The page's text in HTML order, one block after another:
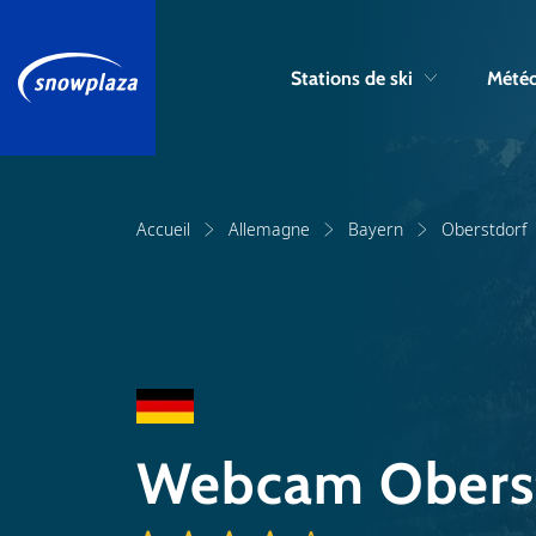
Stations de ski
Accueil Allemagne Bayern Oberstdorf
Webcam